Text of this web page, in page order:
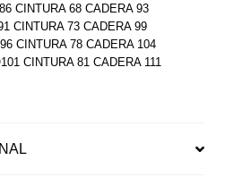
CINTURA 68 CADERA 93
CINTURA 73 CADERA 99
CINTURA 78 CADERA 104
CINTURA 81 CADERA 111